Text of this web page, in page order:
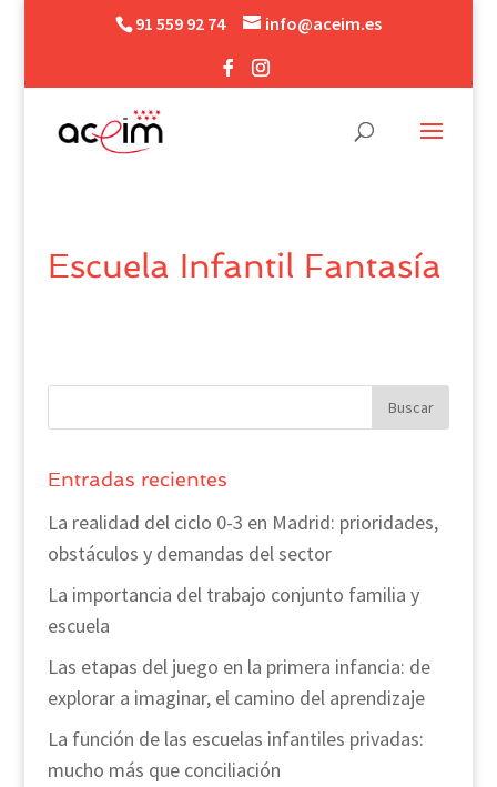
91 559 92 74 info@aceim.es
Escuela Infantil Fantasía
Entradas recientes
La realidad del ciclo 0-3 en Madrid: prioridades,
obstáculos y demandas del sector
La importancia del trabajo conjunto familia y
escuela
Las etapas del juego en la primera infancia: de
explorar a imaginar, el camino del aprendizaje
La función de las escuelas infantiles privadas:
mucho más que conciliación